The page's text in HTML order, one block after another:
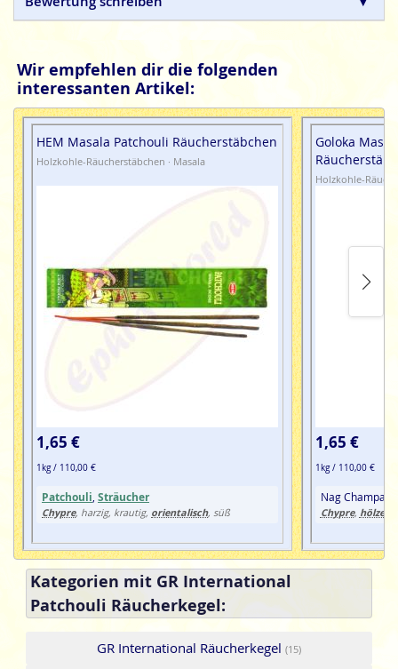
Wir empfehlen dir die folgenden
interessanten Artikel:
HEM Masala Patchouli Räucherstäbchen
Holzkohle-Räucherstäbchen · Masala
1,65 €
1kg / 110,00 €
Patchouli Sträucher
Chypre, harzig, krautig, orientalisch, süß
Goloka
Holzkohle-
1,65 €
1kg / 110,00 €
Nag Champa,
Chypre, hölzern
Kategorien mit GR International
Patchouli Räucherkegel:
GR International Räucherkegel (15)